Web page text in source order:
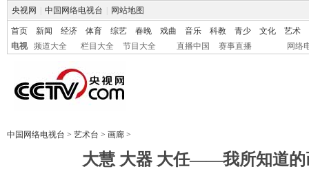
央视网 中国网络电视台 网站地图
首页 新闻 经济 体育 综艺 春晚 戏曲 音乐 科教 青少 文化
艺术
电视
频道大全 栏目大全 节目大全 直播中国 赛事直播 网络
中国网络电视台 > 艺术台 > 画廊 >
大慧 大器 大任——我所知道的